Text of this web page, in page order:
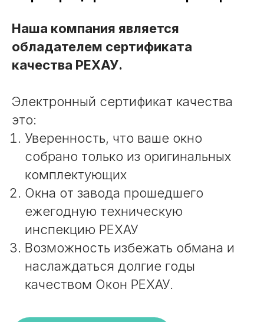
Наша компания является
обладателем сертификата
качества РЕХАУ.
Электронный сертификат качества
это:
Уверенность, что ваше окно
собрано только из оригинальных
комплектующих
Окна от завода прошедшего
ежегодную техническую
инспекцию РЕХАУ
Возможность избежать обмана и
наслаждаться долгие годы
качеством Окон РЕХАУ.